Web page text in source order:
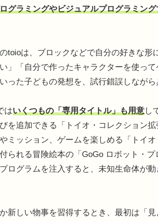
グラミングやビジュアルプログラミン
toioは、ブロックなどで自分の好きな形
」「自分で作ったキャラクターを使っ
った子どもの発想を、試行錯誤しながら
はいくつもの「専用タイトル」も用意し
を追加できる「トイオ・コレクション
ミッション、ゲームを楽しめる「トイ
られる冒険絵本の「GoGo ロボット・
ログラムを注入すると、未知生命体が
新しい物事を習得するとき、最初は「